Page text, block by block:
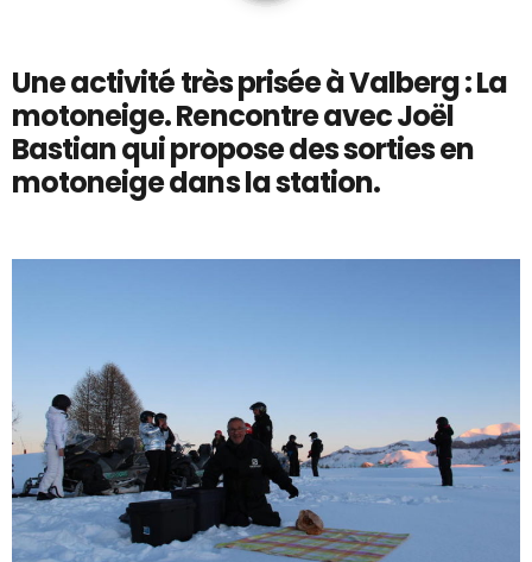
Une activité très prisée à Valberg : La
motoneige. Rencontre avec Joël
Bastian qui propose des sorties en
motoneige dans la station.